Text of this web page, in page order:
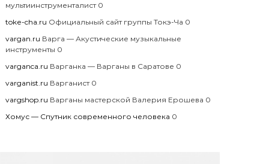
мультиинструменталист 0
toke-cha.ru Официальный сайт группы Токэ-Ча 0
vargan.ru Варга — Акустические музыкальные
инструменты 0
varganca.ru Варганка — Варганы в Саратове 0
varganist.ru Варганист 0
vargshop.ru Варганы мастерской Валерия Ерошева 0
Хомус — Спутник современного человека 0